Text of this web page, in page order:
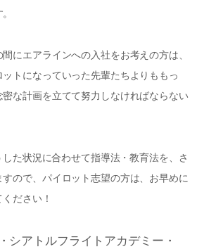
にエアラインへの入社をお考えの方は、
トになっていった先輩たちよりももっ
な計画を立てて努力しなければならない
た状況に合わせて指導法・教育法を、さ
ので、パイロット志望の方は、お早めに
ださい！
シアトルフライトアカデミー・